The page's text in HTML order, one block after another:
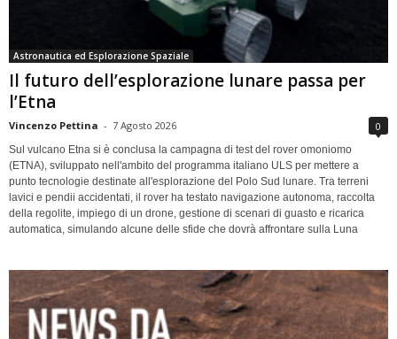
Astronautica ed Esplorazione Spaziale
Il futuro dell’esplorazione lunare passa per
l’Etna
Vincenzo Pettina - 7 Agosto 2026 0
Sul vulcano Etna si è conclusa la campagna di test del rover omoniomo
(ETNA), sviluppato nell'ambito del programma italiano ULS per mettere a
punto tecnologie destinate all'esplorazione del Polo Sud lunare. Tra terreni
lavici e pendii accidentati, il rover ha testato navigazione autonoma, raccolta
della regolite, impiego di un drone, gestione di scenari di guasto e ricarica
automatica, simulando alcune delle sfide che dovrà affrontare sulla Luna